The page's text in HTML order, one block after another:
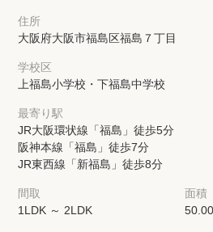
住所
大阪府大阪市福島区福島７丁目
学校区
上福島小学校・下福島中学校
最寄り駅
JR大阪環状線「福島」徒歩5分
阪神本線「福島」徒歩7分
JR東西線「新福島」徒歩8分
間取
1LDK ～ 2LDK
面積